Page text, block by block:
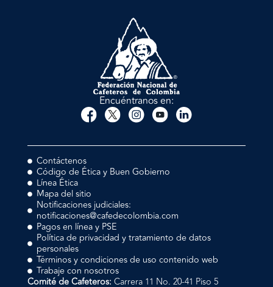
Encuéntranos en:
Contáctenos
Código de Ética y Buen Gobierno
Línea Ética
Mapa del sitio
Notificaciones judiciales:
notificaciones@cafedecolombia.com
Pagos en línea y PSE
Política de privacidad y tratamiento de datos
personales
Términos y condiciones de uso contenido web
Trabaje con nosotros
Comité de Cafeteros: Carrera 11 No. 20-41 Piso 5